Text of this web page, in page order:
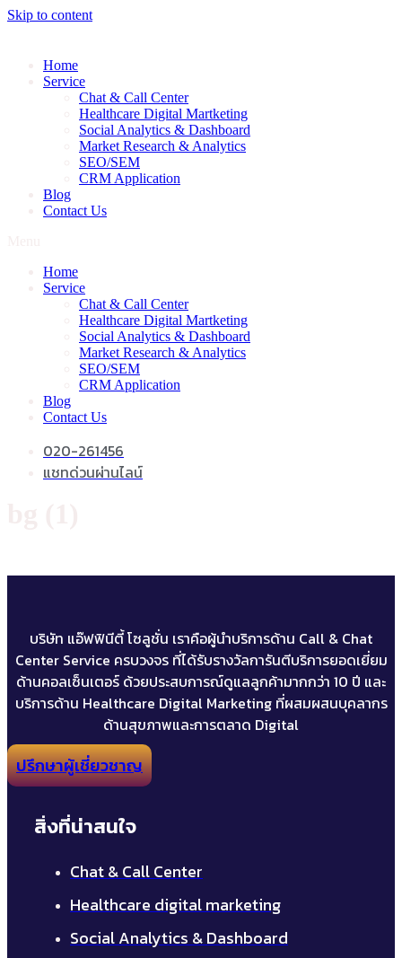
Skip to content
Home
Service
Chat & Call Center
Healthcare Digital Martketing
Social Analytics & Dashboard
Market Research & Analytics
SEO/SEM
CRM Application
Blog
Contact Us
Home
Service
Chat & Call Center
Healthcare Digital Martketing
Social Analytics & Dashboard
Market Research & Analytics
SEO/SEM
CRM Application
Blog
Contact Us
020-261456
แชทด่วนผ่านไลน์
บริษัท แอ๊ฟฟินีตี้ โซลูชั่น เราคือผู้นำบริการด้าน Call & Chat
Center Service ครบวงจร ที่ได้รับรางวัลการันตีบริการยอดเยี่ยม
ด้านคอลเซ็นเตอร์ ด้วยประสบการณ์ดูแลลูกค้ามากกว่า 10 ปี และ
บริการด้าน Healthcare Digital Marketing ที่ผสมผสนบุคลากร
ด้านสุขภาพและการตลาด Digital
ปรึกษาผู้เชี่ยวชาญ
สิ่งที่น่าสนใจ
Chat & Call Center
Healthcare digital marketing
Social Analytics & Dashboard